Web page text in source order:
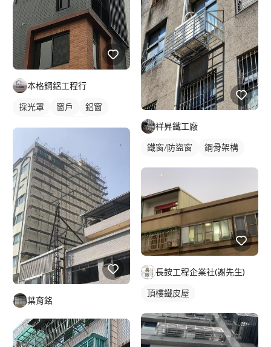
本格鋼鋁工程行
採光罩 窗戶
鋁窗
葉育銘
祥昇鐵工廠
鐵窗/防盜窗 鋼骨架構
長銨工程企業社(謝先生)
頂樓鐵皮屋